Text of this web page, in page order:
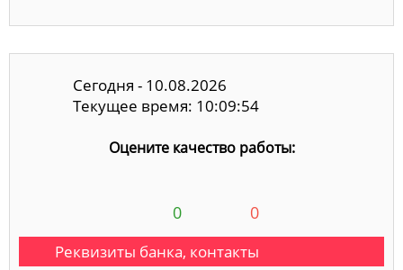
Сегодня - 10.08.2026
Текущее время: 10:09:55
Оцените качество работы:
0 0
Реквизиты банка, контакты